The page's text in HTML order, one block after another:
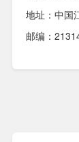
地址：中国
邮编：